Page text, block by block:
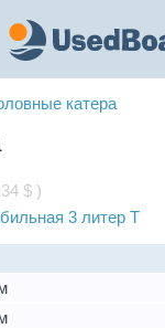
катера
$ )
3 литер Т